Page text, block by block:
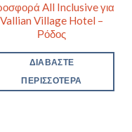
All Inclusive για
Vallian Village Hotel –
Ρόδος
ΔΙΑΒΆΣΤΕ
ΠΕΡΙΣΣΌΤΕΡΑ